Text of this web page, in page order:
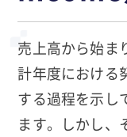
売上高から始ま
計年度における
する過程を示し
ます。しかし、